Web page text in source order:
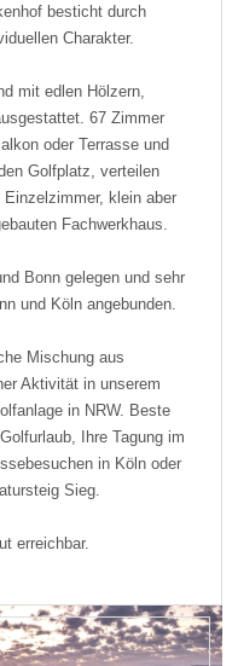
besticht durch
Charakter.
mit edlen Hölzern,
67 Zimmer
oder Terrasse und
Golfplatz, verteilen
klein aber
Fachwerkhaus.
Bonn gelegen und sehr
und Köln angebunden.
Mischung aus
Aktivität in unserem
in NRW. Beste
Ihre Tagung im
in Köln oder
Sieg.
erreichbar.